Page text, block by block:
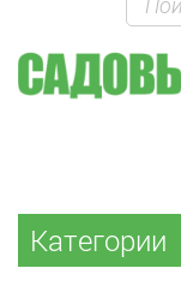
Категории